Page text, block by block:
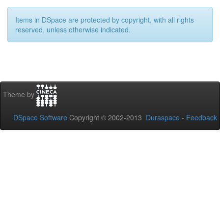
Items in DSpace are protected by copyright, with all rights
reserved, unless otherwise indicated.
Theme by
DSpace Software Copyright © 2002-2013 Duraspace - Feedback